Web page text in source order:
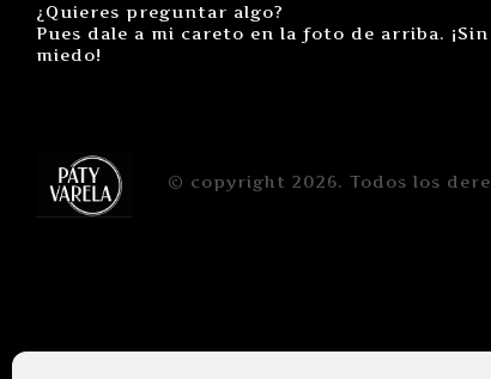
¿Quieres preguntar algo?
Pues dale a mi careto en la foto de arriba. ¡Sin
miedo!
© copyright 2026. Todos los